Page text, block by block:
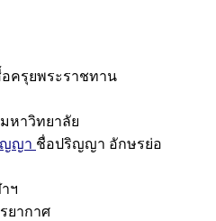
อครุยพระราชทาน
มหาวิทยาลัย
ญญา ชื่อปริญญา อักษรย่อ
ฯ
ยากาศ